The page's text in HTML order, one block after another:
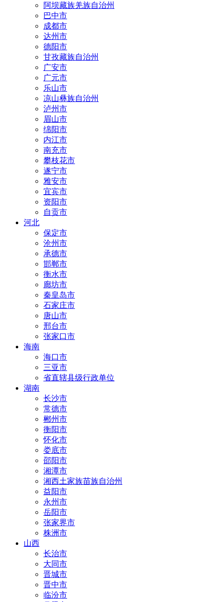
阿坝藏族羌族自治州
巴中市
成都市
达州市
德阳市
甘孜藏族自治州
广安市
广元市
乐山市
凉山彝族自治州
泸州市
眉山市
绵阳市
内江市
南充市
攀枝花市
遂宁市
雅安市
宜宾市
资阳市
自贡市
河北
保定市
沧州市
承德市
邯郸市
衡水市
廊坊市
秦皇岛市
石家庄市
唐山市
邢台市
张家口市
海南
海口市
三亚市
省直辖县级行政单位
湖南
长沙市
常德市
郴州市
衡阳市
怀化市
娄底市
邵阳市
湘潭市
湘西土家族苗族自治州
益阳市
永州市
岳阳市
张家界市
株洲市
山西
长治市
大同市
晋城市
晋中市
临汾市